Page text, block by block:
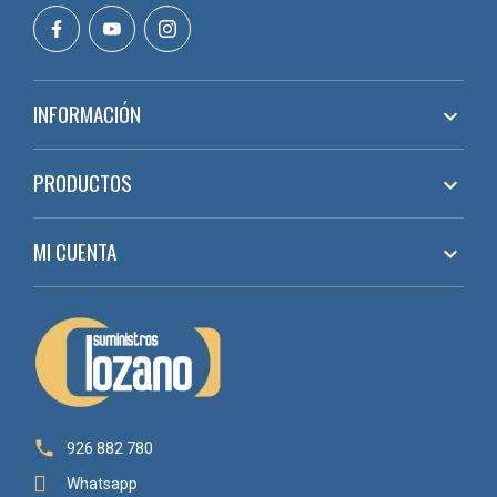
INFORMACIÓN 
PRODUCTOS 
MI CUENTA 

926 882 780
Whatsapp